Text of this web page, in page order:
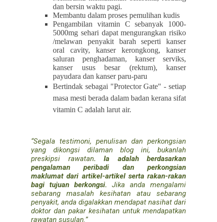
dan bersin waktu pagi.
Membantu dalam proses pemulihan kudis
Pengambilan vitamin C sebanyak 1000-
5000mg sehari dapat mengurangkan risiko
/melawan penyakit barah seperti kanser
oral cavity, kanser kerongkong, kanser
saluran penghadaman, kanser serviks,
kanser usus besar (rektum), kanser
payudara dan kanser paru-paru
Bertindak sebagai "Protector Gate" - setiap
masa mesti berada dalam badan kerana sifat
vitamin C adalah larut air.
“Segala testimoni, penulisan dan perkongsian
yang dikongsi dilaman blog ini, bukanlah
preskipsi rawatan. Ia adalah berdasarkan
pengalaman peribadi dan perkongsian
maklumat dari artikel-artikel serta rakan-rakan
bagi tujuan berkongsi. Jika anda mengalami
sebarang masalah kesihatan atau sebarang
penyakit, anda digalakkan mendapat nasihat dari
doktor dan pakar kesihatan untuk mendapatkan
rawatan susulan.”